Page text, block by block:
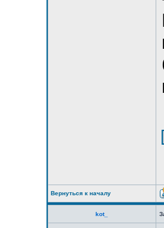
Вернуться к началу
kot_